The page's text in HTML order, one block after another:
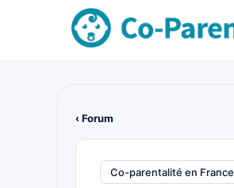
‹ Forum
Co-parentalité en France